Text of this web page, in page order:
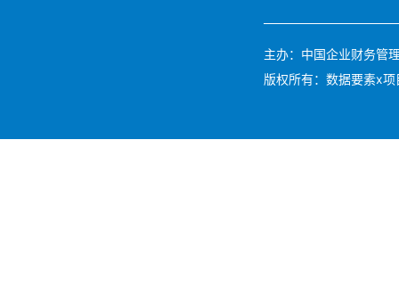
主办：中国企业财务
版权所有：数据要素x